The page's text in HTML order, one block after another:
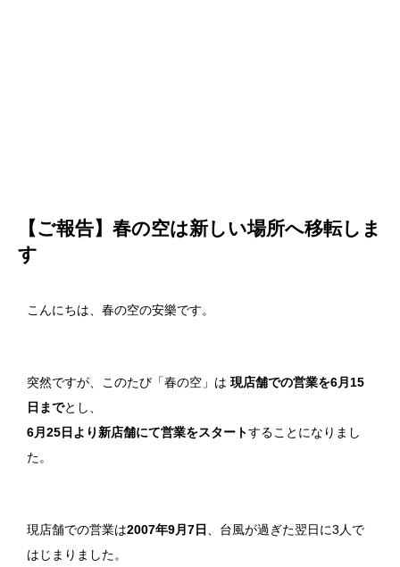
【ご報告】春の空は新しい場所へ移転しま
す
こんにちは、春の空の安樂です。
突然ですが、このたび「春の空」は 現店舗での営業を6月15
日までとし、
6月25日より新店舗にて営業をスタートすることになりまし
た。
現店舗での営業は2007年9月7日
、台風が過ぎた翌日に3人で
はじまりました。